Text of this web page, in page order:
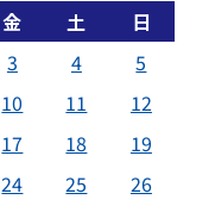
金 土
日
3 4
5
10 11
12
17 18
19
24 25
26